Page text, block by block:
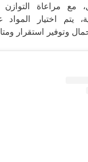
مع مراعاة التوازن
يتم اختيار المواد
وتوفير استقرار